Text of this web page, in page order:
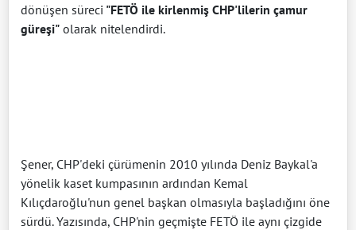
dönüşen süreci "FETÖ ile kirlenmiş CHP'lilerin çamur
güreşi" olarak nitelendirdi.
Şener, CHP'deki çürümenin 2010 yılında Deniz Baykal'a
yönelik kaset kumpasının ardından Kemal
Kılıçdaroğlu'nun genel başkan olmasıyla başladığını öne
sürdü. Yazısında, CHP'nin geçmişte FETÖ ile aynı çizgide